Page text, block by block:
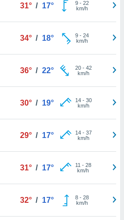
31° / 17° 9- 22
km/h
34° / 18° 9- 24
km/h
36° / 22° 20- 42
km/h
30° / 19° 14- 30
km/h
29° / 17° 14- 37
km/h
31° / 17° 11 - 28
km/h
32° / 17° 8- 28
km/h